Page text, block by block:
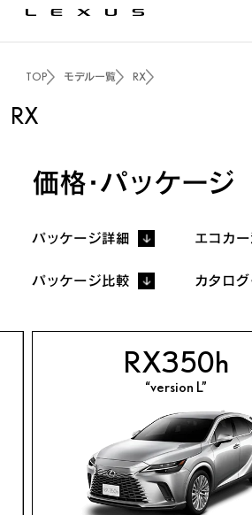
TOP モデル一覧 RX
RX
エクステリア
インテ
安全装備
カーラ
カーナビ・その他装備
ディー
カタログ/取扱説明書
価格・パッケージ
パッケージ詳細 エコカ
パッケージ比較 カタログ
RX350h
“version L”